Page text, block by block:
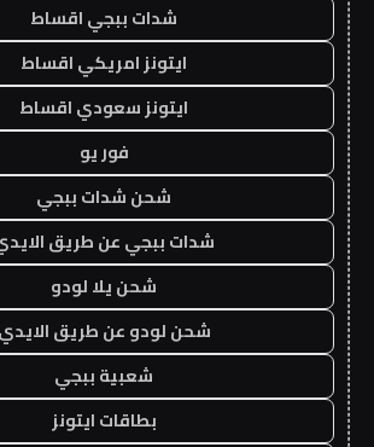
شدات ببجي اقساط
ايتونز امريكي اقساط
ايتونز سعودي اقساط
فور يو
شحن شدات ببجي
شدات ببجي عن طريق
شحن يلا لودو
شحن لودو عن طريق الايدي
شعبية ببجي
بطاقات ايتونز